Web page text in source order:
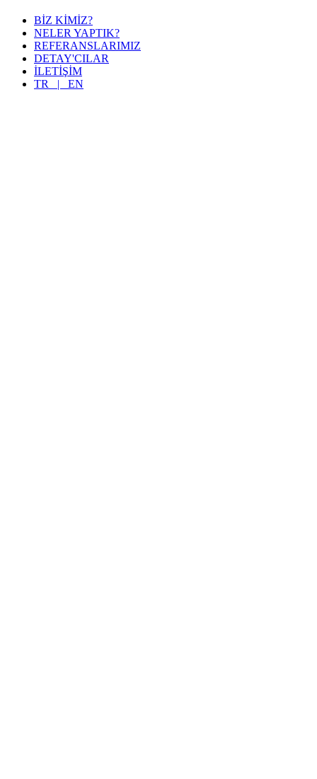
BİZ KİMİZ?
NELER YAPTIK?
REFERANSLARIMIZ
DETAY'CILAR
İLETİŞİM
TR | EN